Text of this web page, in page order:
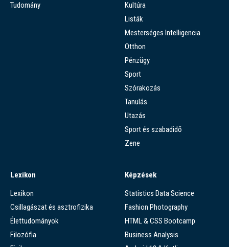
Tudomány
Kultúra
Listák
Mesterséges Intelligencia
Otthon
Pénzügy
Sport
Szórakozás
Tanulás
Utazás
Sport és szabadidő
Zene
Lexikon
Lexikon
Csillagászat és asztrofizika
Élettudományok
Filozófia
Képzések
Statistics Data Science
Fashion Photography
HTML & CSS Bootcamp
Business Analysis